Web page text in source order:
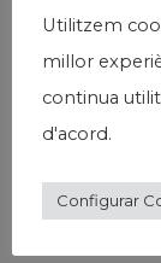
Vaig arribar a la
lluny de les
sirventa em va
Llegir Més
Utilitzem
millor
continua
d'acord.
Configurar